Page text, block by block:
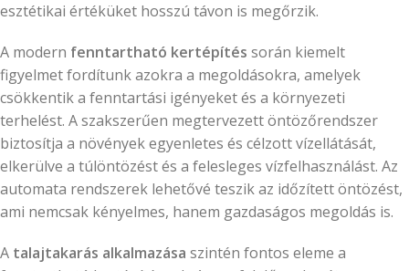
esztétikai értéküket hosszú távon is megőrzik.
A modern fenntartható kertépítés során kiemelt
figyelmet fordítunk azokra a megoldásokra, amelyek
csökkentik a fenntartási igényeket és a környezeti
terhelést. A szakszerűen megtervezett öntözőrendszer
biztosítja a növények egyenletes és célzott vízellátását,
elkerülve a túlöntözést és a felesleges vízfelhasználást. Az
automata rendszerek lehetővé teszik az időzített öntözést,
ami nemcsak kényelmes, hanem gazdaságos megoldás is.
A talajtakarás alkalmazása szintén fontos eleme a